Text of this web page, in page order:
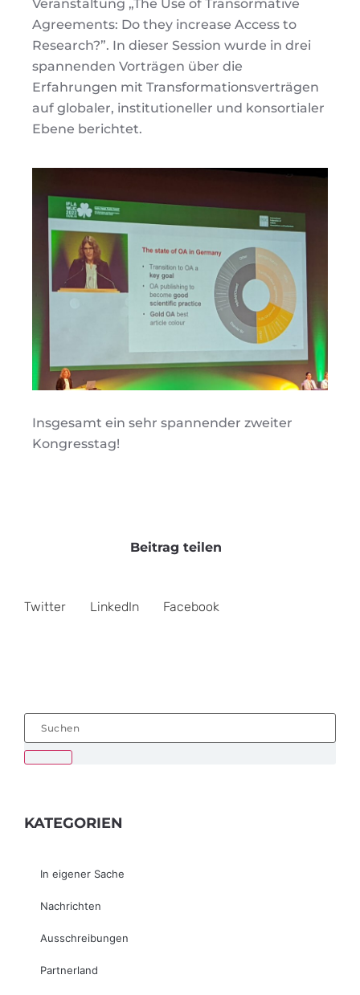
Veranstaltung „The Use of Transormative
Agreements: Do they increase Access to
Research?”. In dieser Session wurde in drei
spannenden Vorträgen über die
Erfahrungen mit Transformationsverträgen
auf globaler, institutioneller und konsortialer
Ebene berichtet.
Insgesamt ein sehr spannender zweiter
Kongresstag!
Beitrag teilen
Twitter LinkedIn Facebook
KATEGORIEN
In eigener Sache
Nachrichten
Ausschreibungen
Partnerland